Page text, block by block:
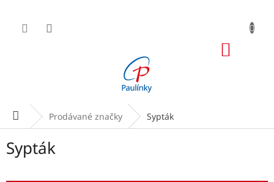
obsah
Domů Prodávané značky Sypták
Sypták